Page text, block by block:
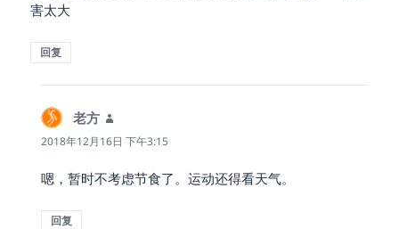
害太大
回复
老方
道：
2018年12月16日 下午3:15
嗯，暂时不考虑节食了。运动还得看天气。
回复